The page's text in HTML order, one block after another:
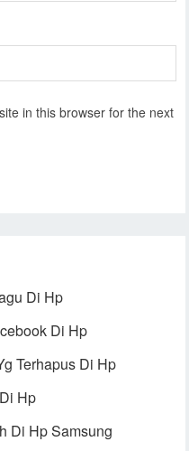
in this browser for the next
Di Hp
Di Hp
Terhapus Di Hp
Hp
Di Hp Samsung